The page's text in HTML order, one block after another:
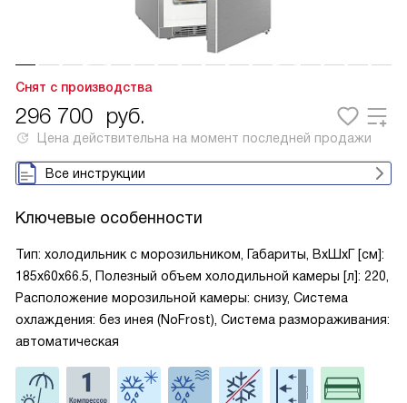
Снят с производства
296 700 руб.
Цена действительна на момент последней продажи
Все инструкции
Ключевые особенности
Тип: холодильник с морозильником, Габариты, ВxШxГ [см]:
185x60x66.5, Полезный объем холодильной камеры [л]: 220,
Расположение морозильной камеры: снизу, Система
охлаждения: без инея (NoFrost), Система размораживания:
автоматическая